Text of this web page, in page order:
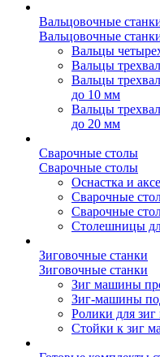
Вальцовочные
Вальцовочные
Вальцы
Вальцы
Вальцы
до 10 мм
Вальцы
до 20 мм
Сварочные столы
Сварочные столы
Оснастка и
Сварочные
Сварочные
Столешницы
Зиговочные станки
Зиговочные станки
Зиг машины
Зиг-машины
Ролики для
Стойки к зиг